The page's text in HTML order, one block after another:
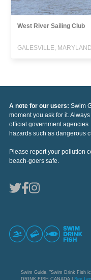
West River Sailing Club
GALESVILLE, MARYLAND
A note for our users: Swim
moment you ask for it.
official government
hazards such as dangerous
Please report your pollution
beach-goers safe.
Swim Guide, "Swim Drink Fish